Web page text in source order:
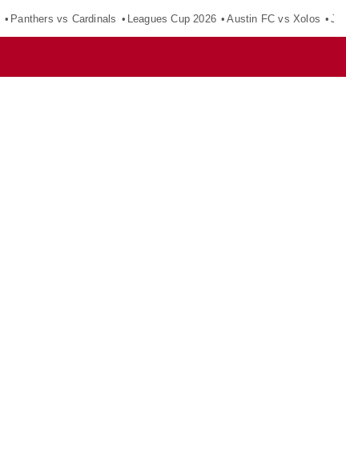
Panthers vs Cardinals Leagues Cup 2026 Austin FC vs Xolos